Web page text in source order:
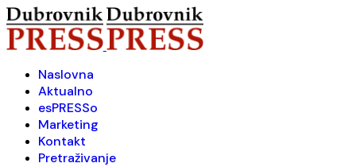
Naslovna
Aktualno
esPRESSo
Marketing
Kontakt
Pretraživanje